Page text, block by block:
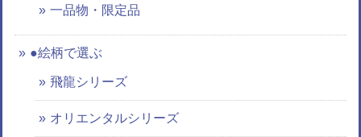
一品物・限定品
●絵柄で選ぶ
飛龍シリーズ
オリエンタルシリーズ